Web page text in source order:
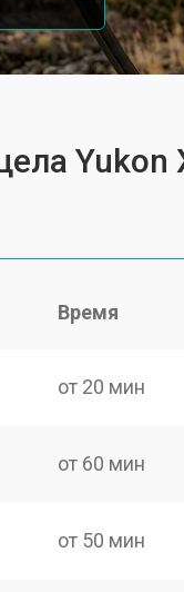
Yukon
Время
от 20 мин
от 60 мин
от 50 мин